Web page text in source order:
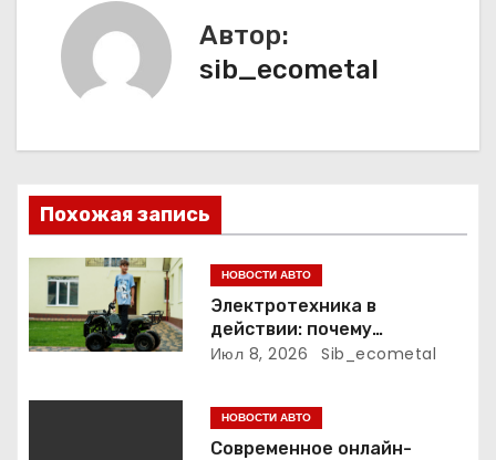
п
о
з
а
п
Автор:
sib_ecometal
Похожая запись
НОВОСТИ АВТО
Электротехника в
действии: почему
электрический питбайк и
Июл 8, 2026 Sib_ecometal
НОВОСТИ АВТО
Современное онлайн-